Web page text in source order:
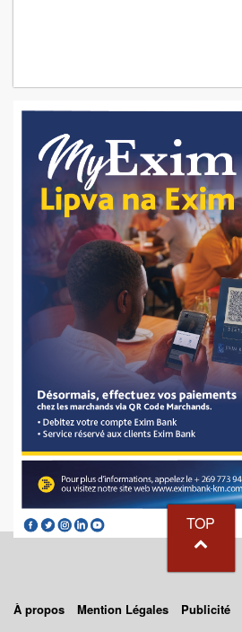
TOP
À propos Mention Légales Publicité